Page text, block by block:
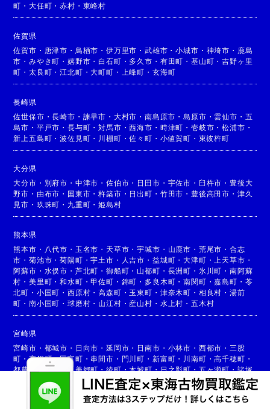
町 ・大任町 ・赤村 ・ 東峰村
佐賀県
佐賀市 ・ 唐津市 ・ 鳥栖市 ・伊万里市 ・武雄市 ・小城市 ・ 神埼市 ・ 鹿島
市 ・みやき町 ・嬉野市 ・ 白石町 ・ 多久市 ・ 有田町 ・ 基山町 ・吉野ヶ里
町 ・太良町 ・江北町 ・大町町 ・ 上峰町 ・ 玄海町
長崎県
佐世保市 ・長崎市 ・ 諫早市 ・ 大村市 ・南島原市 ・島原市 ・ 雲仙市 ・ 五
島市 ・ 平戸市 ・長与町 ・対馬市 ・西海市 ・ 時津町 ・ 壱岐市 ・松浦市 ・
新上五島町 ・波佐見町 ・ 川棚町 ・佐々町 ・ 小値賀町 ・ 東彼杵町
大分県
大分市 ・ 別府市 ・ 中津市 ・佐伯市 ・ 日田市 ・ 宇佐市 ・ 臼杵市 ・ 豊後大
野市 ・ 由布市 ・ 国東市 ・杵築市 ・ 日出町 ・ 竹田市 ・ 豊後高田市 ・ 津久
見市 ・ 玖珠町 ・ 九重町 ・姫島村
熊本県
熊本市 ・ 八代市 ・ 玉名市 ・ 天草市 ・宇城市 ・ 山鹿市 ・ 荒尾市 ・ 合志
市 ・菊池市 ・菊陽町 ・宇土市 ・ 人吉市 ・ 益城町 ・大津町 ・ 上天草市 ・
阿蘇市 ・ 水俣市 ・ 芦北町 ・御船町 ・ 山都町 ・ 長洲町 ・ 氷川町 ・ 南阿蘇
村 ・美里町 ・和水町 ・甲佐町 ・ 錦町 ・ 多良木町 ・南関町 ・嘉島町 ・ 苓
北町 ・ 小国町 ・西原村 ・高森町 ・ 玉東町 ・ 津奈木町 ・ 相良村 ・ 湯前
町 ・南小国町 ・球磨村 ・ 山江村 ・ 産山村 ・ 水上村 ・ 五木村
宮崎県
宮崎市 ・ 都城市 ・ 日向市 ・延岡市 ・ 日南市 ・ 小林市 ・ 西都市 ・ 三股
町 ・高鍋町・国富町 ・ 串間市 ・ 門川町 ・ 新富町 ・ 川南町 ・高千穂町 ・
都農町
高原町 ・美郷町・綾町・木城町・日之影町・五ヶ瀬町・諸塚
椎葉村・ 西米良村